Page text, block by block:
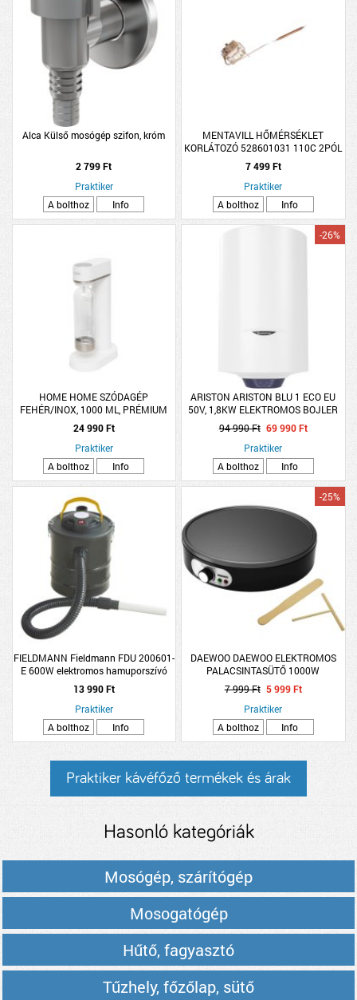
Alca Külső mosógép szifon, króm
2 799 Ft
Praktiker
A bolthoz
Info
MENTAVILL HŐMÉRSÉKLET
KORLÁTOZÓ 528601031 110C 2PÓL
HAJDU BOJLERRE
7 499 Ft
Praktiker
A bolthoz
Info
HOME HOME SZÓDAGÉP
FEHÉR/INOX, 1000 ML, PRÉMIUM
PALACK
24 990 Ft
Praktiker
A bolthoz
Info
ARISTON ARISTON BLU 1 ECO EU
50V, 1,8KW ELEKTROMOS BOJLER
50L
-26%
94 990 Ft 69 990 Ft
Praktiker
A bolthoz
Info
FIELDMANN Fieldmann FDU 200601-
E 600W elektromos hamuporszívó
13 990 Ft
Praktiker
A bolthoz
Info
DAEWOO DAEWOO ELEKTROMOS
PALACSINTASÜTŐ 1000W
-25%
7 999 Ft 5 999 Ft
Praktiker
A bolthoz
Info
Praktiker kávéfőző termékek és árak
Hasonló kategóriák
Mosógép, szárítógép
Mosogatógép
Hűtő, fagyasztó
Tűzhely, főzőlap, sütő